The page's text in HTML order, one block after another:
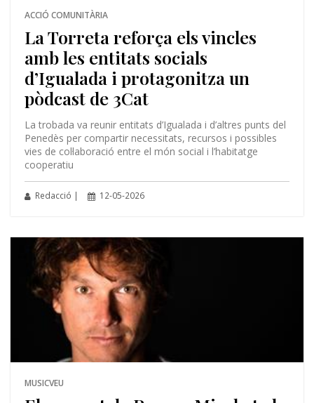
ACCIÓ COMUNITÀRIA
La Torreta reforça els vincles
amb les entitats socials
d’Igualada i protagonitza un
pòdcast de 3Cat
La trobada va reunir entitats d’Igualada i d’altres punts del
Penedès per compartir necessitats, recursos i possibles
vies de col·laboració entre el món social i l’habitatge
cooperatiu
Redacció | 12-05-2026
MUSICVEU